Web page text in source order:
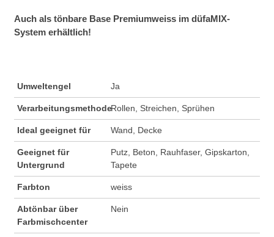
Auch als tönbare Base Premiumweiss im düfaMIX-
System erhältlich!
Umweltengel Ja
VerarbeitungsmethodeRollen, Streichen, Sprühen
Ideal geeignet für Wand, Decke
Geeignet für
Untergrund
Putz, Beton, Rauhfaser, Gipskarton,
Tapete
Farbton weiss
Abtönbar über
Farbmischcenter
Nein